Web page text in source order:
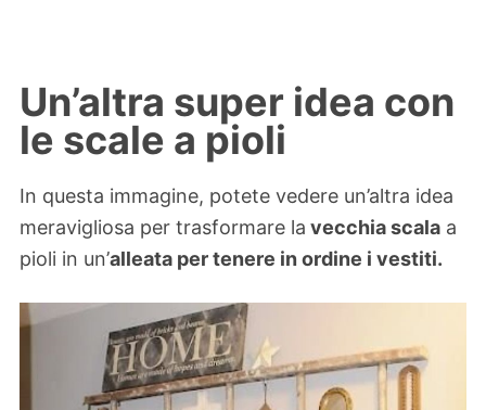
Un’altra super idea con
le scale a pioli
In questa immagine, potete vedere un’altra idea
meravigliosa per trasformare la vecchia scala a
pioli in un’alleata per tenere in ordine i vestiti.